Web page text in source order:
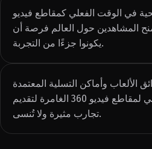
في الوقت الفعلي كمقاطع فيديو
يمنح المشاهدين حول العالم فرصة أن
يكونوا جزءًا من التجربة.
الألعاب وأماكن التسلية المعتمدة
على الواقع الافتراضي لمقاطع فيديو 360 الغامرة لتقديم
تجارب مثيرة ولا تُنسى.